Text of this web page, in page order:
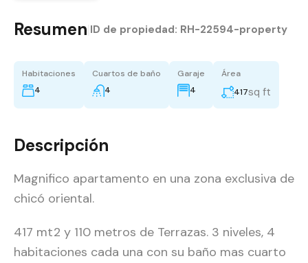
Resumen ID de propiedad: RH-22594-property
Habitaciones
4
Cuartos de baño
4
Garaje
4
Área
417sq ft
Descripción
Magnifico apartamento en una zona exclusiva de
chicó oriental.
417 mt2 y 110 metros de Terrazas. 3 niveles, 4
habitaciones cada una con su baño mas cuarto